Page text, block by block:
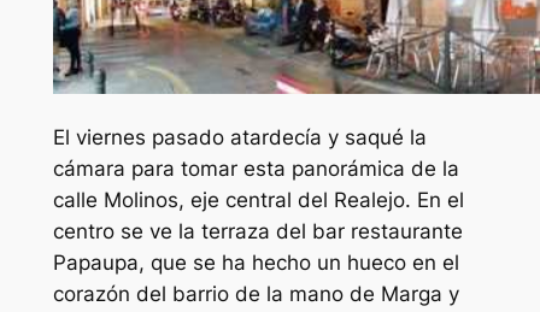
El viernes pasado atardecía y saqué la
cámara para tomar esta panorámica de la
calle Molinos, eje central del Realejo. En el
centro se ve la terraza del bar restaurante
Papaupa, que se ha hecho un hueco en el
corazón del barrio de la mano de Marga y